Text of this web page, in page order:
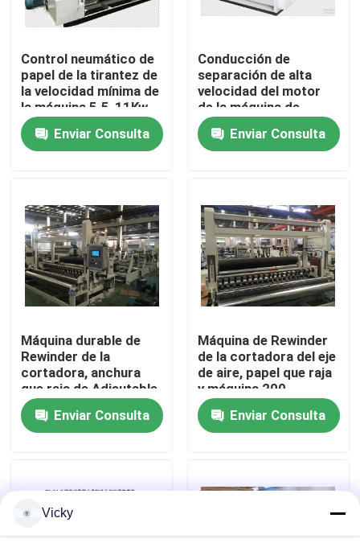
En casa
Productos
Recorrido por la fábrica
Control de calidad
Contacta con nosotros
Noticias
Solicitar una cita
VR
Cadena de producción del papel seda
Control neumático de
papel de la tirantez de
la velocidad mínima de
la máquina 5.5-11Kw
200m/de Rewinder de
la cortadora
Enviar Consulta
Conducción de
separación de alta
velocidad del motor
de la máquina de
Rewinder de la
cortadora del rollo
maxi/enorme
Enviar Consulta
Máquina durable de
Rewinder de la
cortadora, anchura
que raja de Adjsutable
del rollo de la máquina
de papel el rebobinar
Enviar Consulta
Máquina de Rewinder
de la cortadora del eje
de aire, papel que raja
y máquina 200
M/minuto el rebobinar
Enviar Consulta
Vicky